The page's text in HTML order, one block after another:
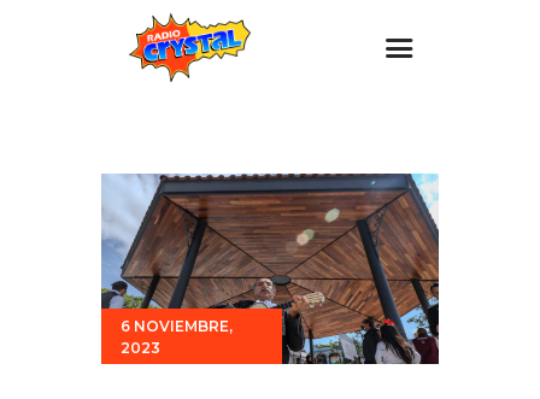
Estaciones
Eventos
Promociones
Noticias
Para ti
6 NOVIEMBRE,
2023